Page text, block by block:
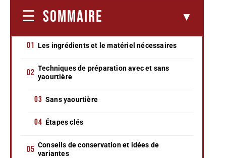
SOMMAIRE
Les ingrédients et le matériel nécessaires
Techniques de préparation avec et sans
yaourtière
Sans yaourtière
Étapes clés
Conseils de conservation et idées de
variantes